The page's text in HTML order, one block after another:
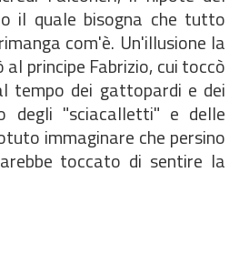
il quale bisogna che tutto
com'è. Un'illusione la
principe Fabrizio, cui toccò
tempo dei gattopardi e dei
degli "sciacalletti" e delle
immaginare che persino
toccato di sentire la